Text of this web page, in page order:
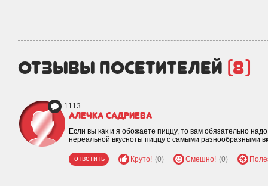
отзывы посетителей (8)
1113
Алечка Садриева
Если вы как и я обожаете пиццу, то вам обязательно
нереальной вкусноты пиццу с самыми разнообразными
ответить Круто! (0) Смешно! (0)